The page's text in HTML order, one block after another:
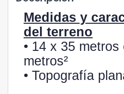
Medidas y
del terreno
• 14 x 35 metros
metros²
• Topografía